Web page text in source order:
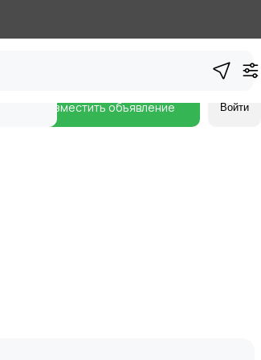
Разместить объявление Войти